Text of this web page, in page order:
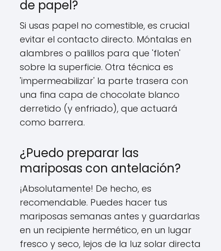
de papel?
Si usas papel no comestible, es crucial
evitar el contacto directo. Móntalas en
alambres o palillos para que 'floten'
sobre la superficie. Otra técnica es
'impermeabilizar' la parte trasera con
una fina capa de chocolate blanco
derretido (y enfriado), que actuará
como barrera.
¿Puedo preparar las
mariposas con antelación?
¡Absolutamente! De hecho, es
recomendable. Puedes hacer tus
mariposas semanas antes y guardarlas
en un recipiente hermético, en un lugar
fresco y seco, lejos de la luz solar directa